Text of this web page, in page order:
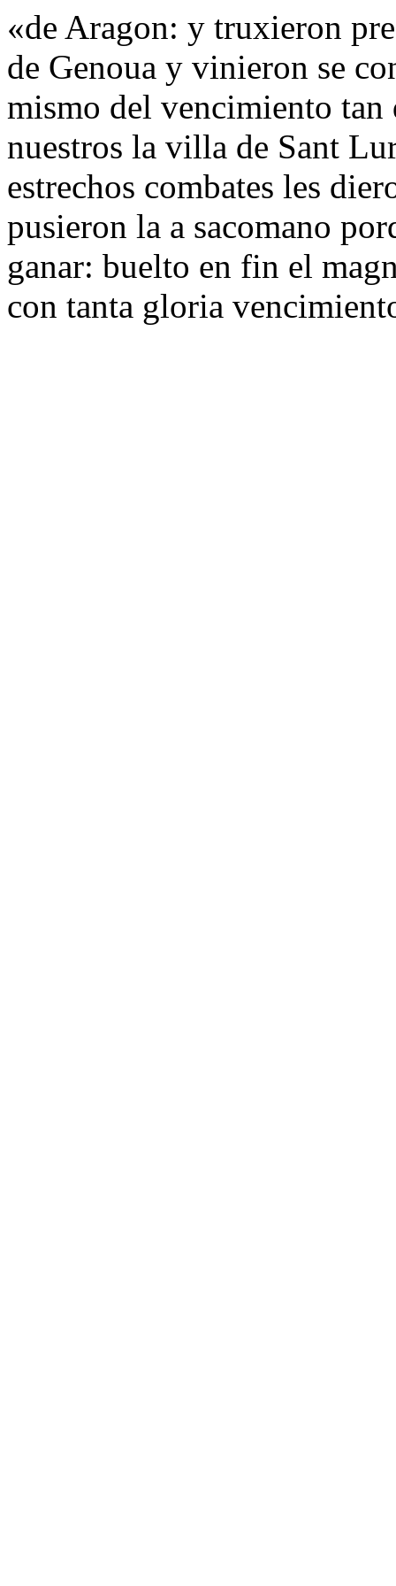
«de Aragon: y truxieron
de Genoua y vinieron se
mismo del vencimiento
nuestros la villa de Sant
estrechos combates les
pusieron la a sacomano
ganar: buelto en fin el
con tanta gloria